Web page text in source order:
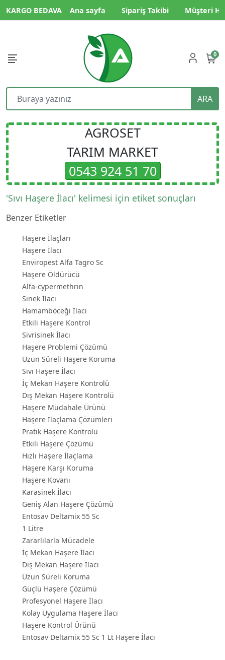
KARGO BEDAVA Ana sayfa Sipariş Takibi Müşteri
ARA
0
AGROSET
TARIM MARKET
0543 924 51 70
'Sıvı Haşere İlacı' kelimesi için etiket sonuçları
Benzer Etiketler
Haşere İlaçları
Haşere İlacı
Enviropest Alfa Tagro Sc
Haşere Öldürücü
Alfa-cypermethrin
Sinek İlacı
Hamamböceği İlacı
Etkili Haşere Kontrol
Sivrisinek İlacı
Haşere Problemi Çözümü
Uzun Süreli Haşere Koruma
Sıvı Haşere İlacı
İç Mekan Haşere Kontrolü
Dış Mekan Haşere Kontrolü
Haşere Müdahale Ürünü
Haşere İlaçlama Çözümleri
Pratik Haşere Kontrolü
Etkili Haşere Çözümü
Hızlı Haşere İlaçlama
Haşere Karşı Koruma
Haşere Kovanı
Karasinek İlacı
Geniş Alan Haşere Çözümü
Entosav Deltamix 55 Sc
1 Litre
Zararlılarla Mücadele
İç Mekan Haşere İlacı
Dış Mekan Haşere İlacı
Uzun Süreli Koruma
Güçlü Haşere Çözümü
Profesyonel Haşere İlacı
Kolay Uygulama Haşere İlacı
Haşere Kontrol Ürünü
Entosav Deltamix 55 Sc 1 Lt Haşere İlacı